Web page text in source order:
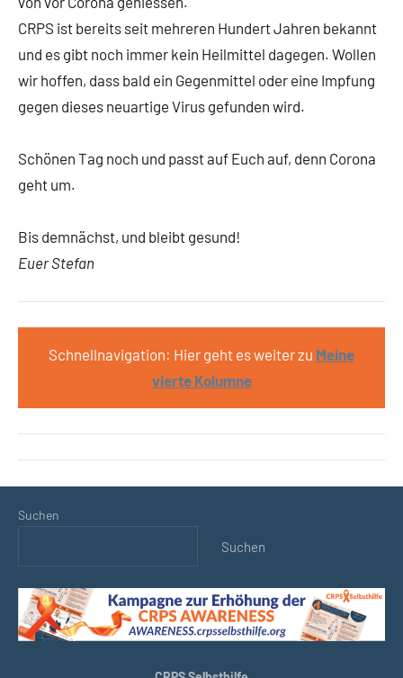
CRPS ist bereits seit mehreren Hundert Jahren bekannt
und es gibt noch immer kein Heilmittel dagegen. Wollen
wir hoffen, dass bald ein Gegenmittel oder eine Impfung
gegen dieses neuartige Virus gefunden wird.
Schönen Tag noch und passt auf Euch auf, denn Corona
geht um.
Bis demnächst, und bleibt gesund!
Euer Stefan
Schnellnavigation: Hier geht es weiter zu Meine
vierte Kolumne
Suchen
Suchen